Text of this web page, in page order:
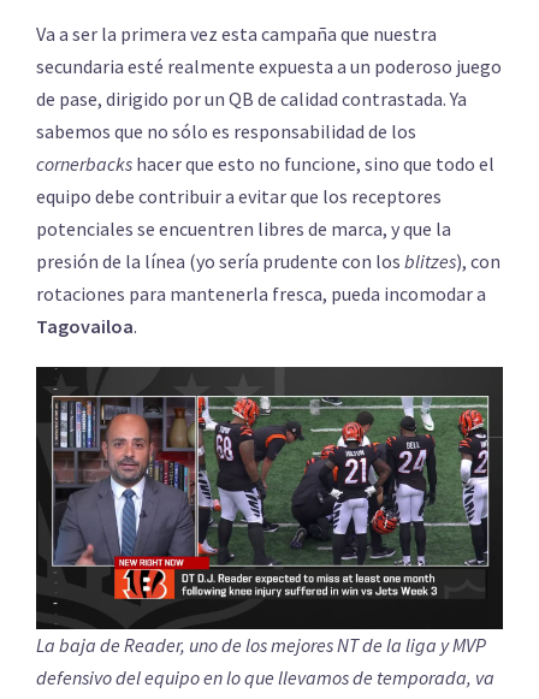
Va a ser la primera vez esta campaña que nuestra
secundaria esté realmente expuesta a un poderoso juego
de pase, dirigido por un QB de calidad contrastada. Ya
sabemos que no sólo es responsabilidad de los
cornerbacks hacer que esto no funcione, sino que todo el
equipo debe contribuir a evitar que los receptores
potenciales se encuentren libres de marca, y que la
presión de la línea (yo sería prudente con los blitzes), con
rotaciones para mantenerla fresca, pueda incomodar a
Tagovailoa.
La baja de Reader, uno de los mejores NT de la liga y MVP
defensivo del equipo en lo que llevamos de temporada, va